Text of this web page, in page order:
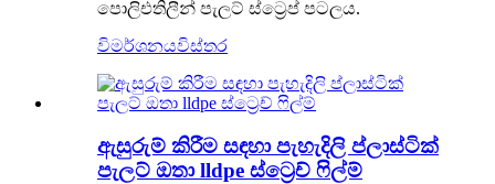
පොලිඑතිලීන් පැලට් ස්ට්‍රෙප් පටලය.
විමර්ශනයවිස්තර
ඇසුරුම් කිරීම සඳහා පැහැදිලි ප්ලාස්ටික්
පැලට් ඔතා lldpe ස්ට්‍රෙච් ෆිල්ම්